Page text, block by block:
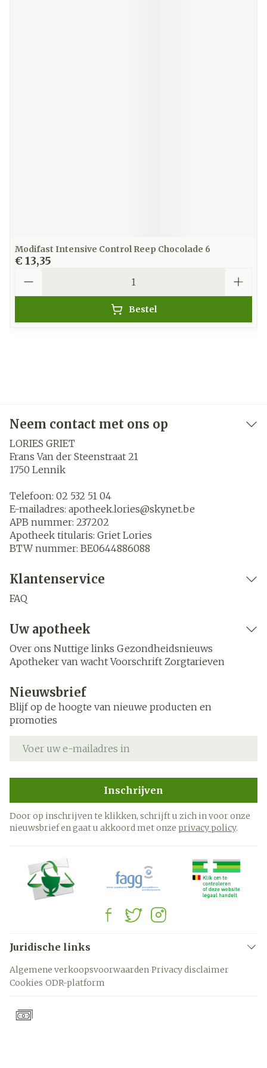
Modifast Intensive Control Reep Chocolade 6
€ 13,35
Bestel
Neem contact met ons op
LORIES GRIET
Frans Van der Steenstraat 21
1750 Lennik
Telefoon: 02 532 51 04
E-mailadres: apotheek.lories@skynet.be
APB nummer: 237202
Apotheek titularis: Griet Lories
BTW nummer: BE0644886088
Klantenservice
FAQ
Uw apotheek
Over ons Nuttige links Gezondheidsnieuws
Apotheker van wacht Voorschrift Zorgtarieven
Nieuwsbrief
Blijf op de hoogte van nieuwe producten en
promoties
Inschrijven
Door op inschrijven te klikken, schrijft u zich in voor onze
nieuwsbrief en gaat u akkoord met onze privacy policy.
Juridische links
Algemene verkoopsvoorwaarden Privacy disclaimer
Cookies ODR-platform